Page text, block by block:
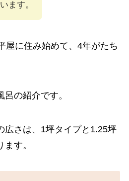
ます。
屋に住み始めて、4年がたち
の紹介です。
広さは、1坪タイプと1.25坪
す。